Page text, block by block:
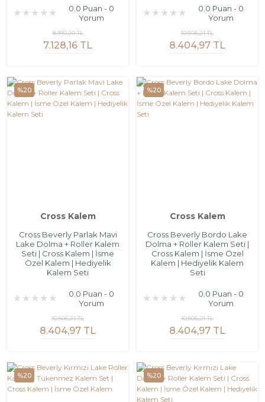
0.0 Puan - 0
Yorum
7.128,16 TL
8.910,20 TL
0.0 Puan - 0
Yorum
8.404,97 TL
10.506,21 TL
%20
Cross Kalem
Cross Beverly Parlak Mavi
Lake Dolma + Roller Kalem
Seti | Cross Kalem | İsme
Özel Kalem | Hediyelik
Kalem Seti
0.0 Puan - 0
Yorum
8.404,97 TL
10.506,21 TL
%20
Cross Kalem
Cross Beverly Bordo Lake
Dolma + Roller Kalem Seti |
Cross Kalem | İsme Özel
Kalem | Hediyelik Kalem
Seti
0.0 Puan - 0
Yorum
8.404,97 TL
10.506,21 TL
%20 %20